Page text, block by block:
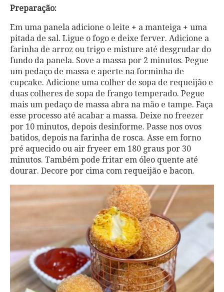
Preparação:
Em uma panela adicione o leite + a manteiga + uma
pitada de sal. Ligue o fogo e deixe ferver. Adicione a
farinha de arroz ou trigo e misture até desgrudar do
fundo da panela. Sove a massa por 2 minutos. Pegue
um pedaço de massa e aperte na forminha de
cupcake. Adicione uma colher de sopa de requeijão e
duas colheres de sopa de frango temperado. Pegue
mais um pedaço de massa abra na mão e tampe. Faça
esse processo até acabar a massa. Deixe no freezer
por 10 minutos, depois desinforme. Passe nos ovos
batidos, depois na farinha de rosca. Asse em forno
pré aquecido ou air fryeer em 180 graus por 30
minutos. Também pode fritar em óleo quente até
dourar. Decore por cima com requeijão e bacon.